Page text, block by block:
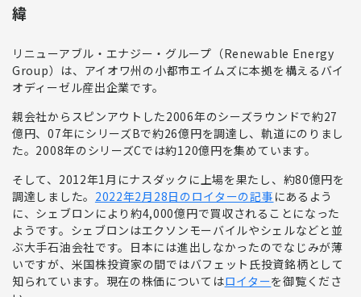
緯
リニューアブル・エナジー・グループ（Renewable Energy
Group） は、アイオワ州の小都市エイムズに本拠を構える バイ
オディーゼル産出企業です。
親会社からスピンアウトした2006年のシーズラウンドで約27
億円、07年にシリーズBで約26億円を調達し、軌道にのりまし
た。2008年のシリーズCでは約120億円を集めています。
そして、2012年1月にナスダックに上場を果たし、約80億円を
調達しました。 2022年2月28日のロイターの記事 にあるよう
に、シェブロンにより約4,000億円で買収されることになった
ようです。 シェブロン はエクソンモーバイルやシェルなどと並
ぶ大手石油会社です。日本には進出しなかったのでなじみが薄
いですが、米国株投資家の間ではバフェット氏投資銘柄として
知られています。現在の株価についてはロイターを御覧くださ